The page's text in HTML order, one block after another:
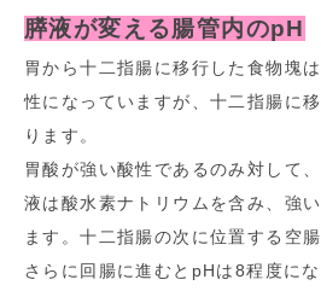
膵液が変える腸管内のpH
胃から十二指腸に移行した食物塊
性になっていますが、十二指腸に
ります。
胃酸が強い酸性であるのみ対して
液は酸水素ナトリウムを含み、強
ます。十二指腸の次に位置する空
さらに回腸に進むとpHは8程度に